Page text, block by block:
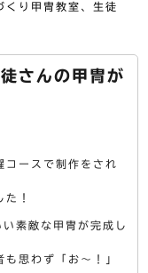
くり甲冑教室、生徒
さんの甲冑が
コースで制作をされ
！
素敵な甲冑が完成し
思わず「お～！」